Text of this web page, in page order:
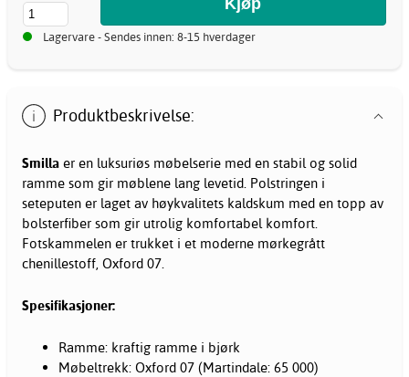
Lagervare - Sendes innen: 8-15 hverdager
Produktbeskrivelse:
Smilla er en luksuriøs møbelserie med en stabil og solid
ramme som gir møblene lang levetid. Polstringen i
seteputen er laget av høykvalitets kaldskum med en topp av
bolsterfiber som gir utrolig komfortabel komfort.
Fotskammelen er trukket i et moderne mørkegrått
chenillestoff, Oxford 07.
Spesifikasjoner:
Ramme: kraftig ramme i bjørk
Møbeltrekk: Oxford 07 (Martindale: 65 000)